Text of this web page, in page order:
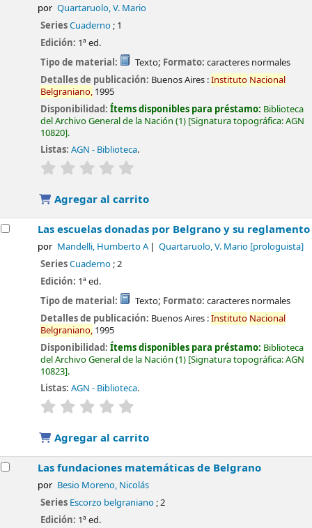
por Quartaruolo, V. Mario
SeriesCuaderno; 1
Edición: 1ª ed.
Tipo de material:
Texto; Formato: caracteres normales
Detalles de publicación: Buenos Aires :Instituto Nacional
Belgraniano, 1995
Disponibilidad:Ítems disponibles para préstamo: Biblioteca
del Archivo General de la Nación (1) Signatura topográfica:AGN
10820 .
Listas: AGN - Biblioteca.
valoración
Agregar al carrito
Las escuelas donadas por Belgrano y su reglamento
por Mandelli, Humberto A Quartaruolo, V. Mario[prologuista]
SeriesCuaderno; 2
Edición: 1ª ed.
Tipo de material:
Texto; Formato: caracteres normales
Detalles de publicación: Buenos Aires :Instituto Nacional
Belgraniano, 1995
Disponibilidad:Ítems disponibles para préstamo: Biblioteca
del Archivo General de la Nación (1) Signatura topográfica:AGN
10823 .
Listas: AGN - Biblioteca.
valoración
Agregar al carrito
Las fundaciones matemáticas de Belgrano
por Besio Moreno, Nicolás
Series Escorzo belgraniano; 2
Edición: 1ª ed.